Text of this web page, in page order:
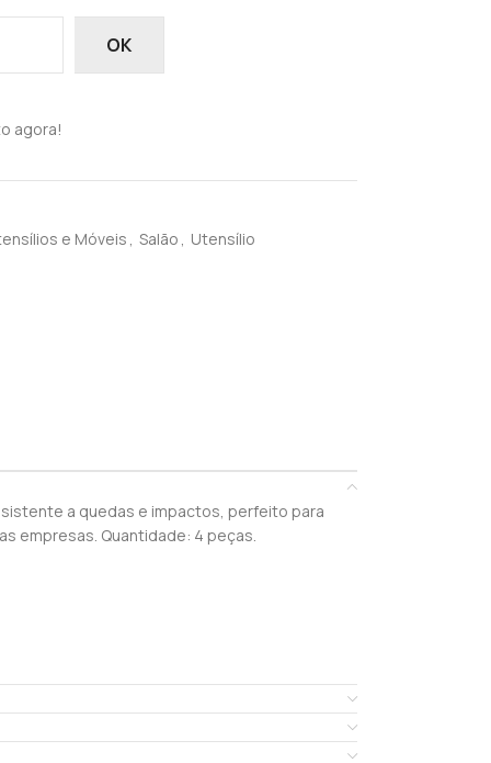
OK
agora!
e Móveis , Salão , Utensílio
a quedas e impactos, perfeito para
empresas. Quantidade: 4 peças.